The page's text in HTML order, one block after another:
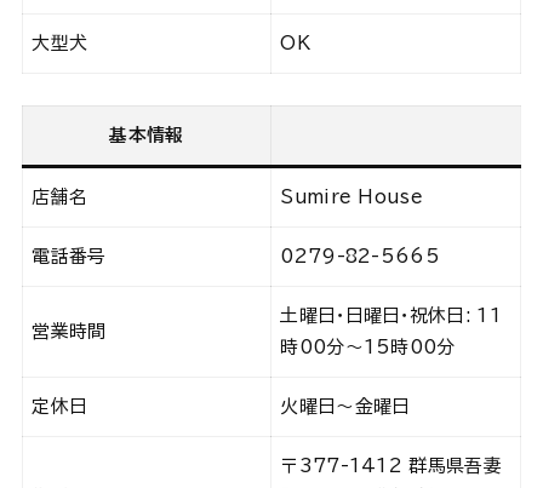
大型犬 OK
基本情報
店舗名 Sumire House
電話番号 0279-82-5665
営業時間
土曜日・日曜日・祝休日: 11
時00分～15時00分
定休日 火曜日～金曜日
〒377-1412 群馬県吾妻